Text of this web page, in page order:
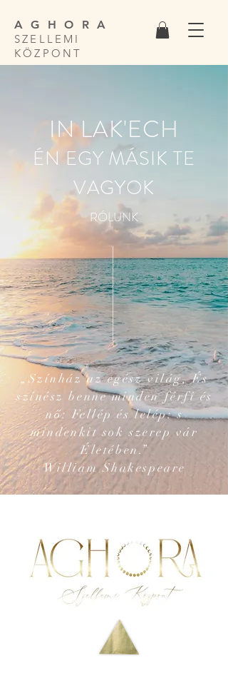
A G H O R A
SZELLEMI
KÖZPONT
IN LAK'ECH
ÉN EGY MÁSIK TE
VAGYOK
RÓLUNK
„Színház az egész világ, És
színész benne minden férfi és
nő: Fellép és lelép: s
mindenkit sok szerep vár
Életében.”
William Shakespeare